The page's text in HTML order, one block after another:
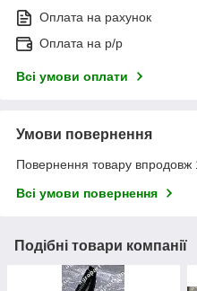
Оплата на рахунок
Оплата на р/р
Всі умови оплати
Умови повернення
Повернення товару впродовж
Всі умови повернення
Подібні товари компанії